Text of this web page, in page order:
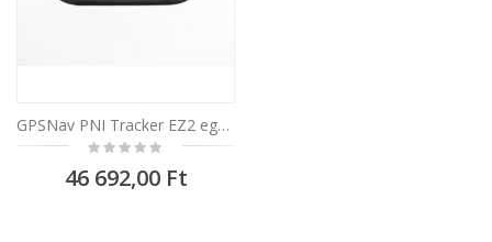
GPSNav PNI Tracker EZ2 egység
Rating:
0%
46 692,00 Ft